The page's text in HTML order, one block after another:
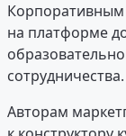
Корпоративным
на платформе
сотрудничества.
Авторам